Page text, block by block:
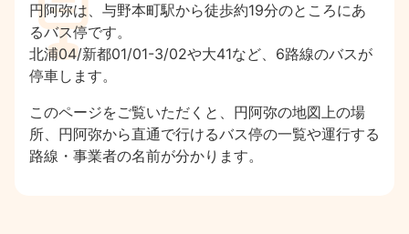
円阿弥は、与野本町駅から徒歩約19分のところにあ
るバス停です。
北浦04/新都01/01-3/02や大41など、6路線のバスが
停車します。
このページをご覧いただくと、円阿弥の地図上の場
所、円阿弥から直通で行けるバス停の一覧や運行する
路線・事業者の名前が分かります。